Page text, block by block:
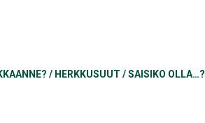
/ HERKKUSUUT /SAISIKO OLLA…?